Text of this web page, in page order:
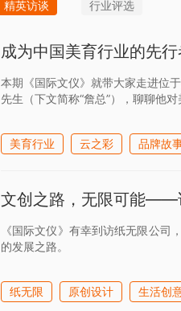
精英访谈 行业评选
成为中国美育行业的先
本期《国际文仪》就带大家走进位
先生（下文简称“詹总”），聊聊他对
美育行业 云之彩 品牌故
文创之路，无限可能——
《国际文仪》有幸到访纸无限公司
的发展之路。
纸无限 原创设计 生活创